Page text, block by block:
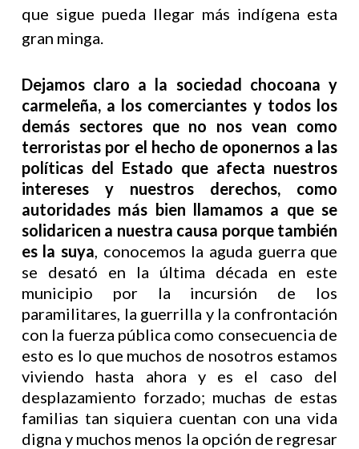
que sigue pueda llegar más indígena esta
gran minga.
Dejamos claro a la sociedad chocoana y
carmeleña, a los comerciantes y todos los
demás sectores que no nos vean como
terroristas por el hecho de oponernos a las
políticas del Estado que afecta nuestros
intereses y nuestros derechos, como
autoridades más bien llamamos a que se
solidaricen a nuestra causa porque también
es la suya, conocemos la aguda guerra que
se desató en la última década en este
municipio por la incursión de los
paramilitares, la guerrilla y la confrontación
con la fuerza pública como consecuencia de
esto es lo que muchos de nosotros estamos
viviendo hasta ahora y es el caso del
desplazamiento forzado; muchas de estas
familias tan siquiera cuentan con una vida
digna y muchos menos la opción de regresar